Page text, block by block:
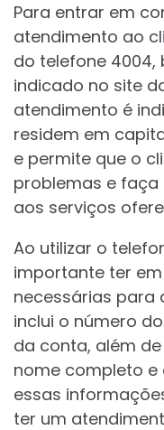
Para entrar em
atendimento ao
do telefone
indicado no site
atendimento é
residem em
e permite que o
problemas e
aos serviços
Ao utilizar o
importante ter
necessárias para
inclui o número
da conta, além
nome completo e
essas
ter um